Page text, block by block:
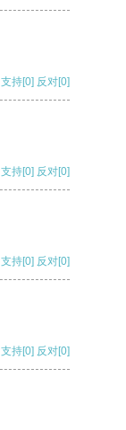
支持[0] 反对[0]
支持[0] 反对[0]
支持[0] 反对[0]
支持[0] 反对[0]